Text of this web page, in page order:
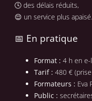
🕓 des délais réduits,
😌 un service plus apaisé.
📅 En pratique
Format : 4 h en e-
Tarif : 480 €
Formateurs : Eva
Public :